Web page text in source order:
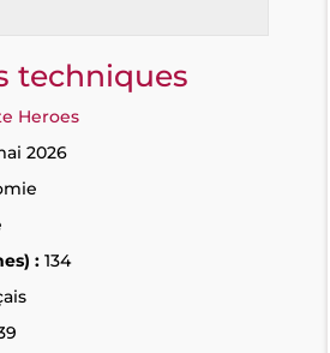
techniques
Heroes
2026
: 134